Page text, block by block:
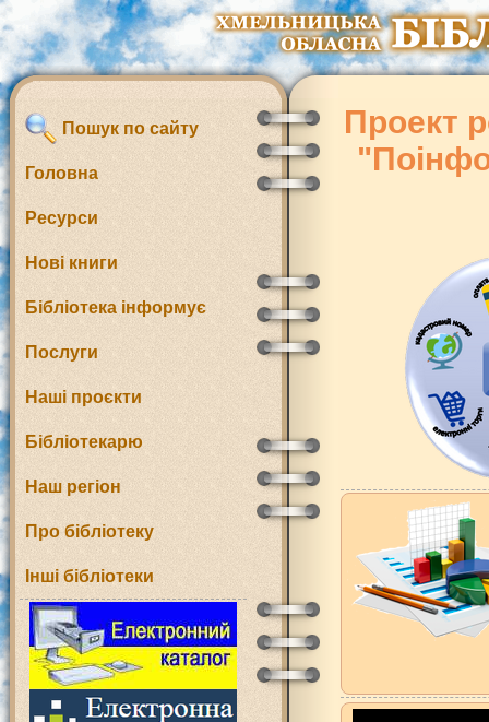
Пошук по сайту
Головна
Ресурси
Нові книги
Бібліотека інформує
Послуги
Наші проєкти
Бібліотекарю
Наш регіон
Про бібліотеку
Інші бібліотеки
Проект